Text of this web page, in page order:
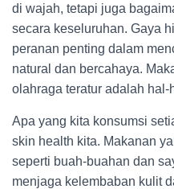
di wajah, tetapi juga
secara keseluruhan. Gaya
peranan penting dalam
natural dan bercahaya.
olahraga teratur adalah
Apa yang kita konsumsi
skin health kita. Makanan
seperti buah-buahan dan
menjaga kelembaban kulit